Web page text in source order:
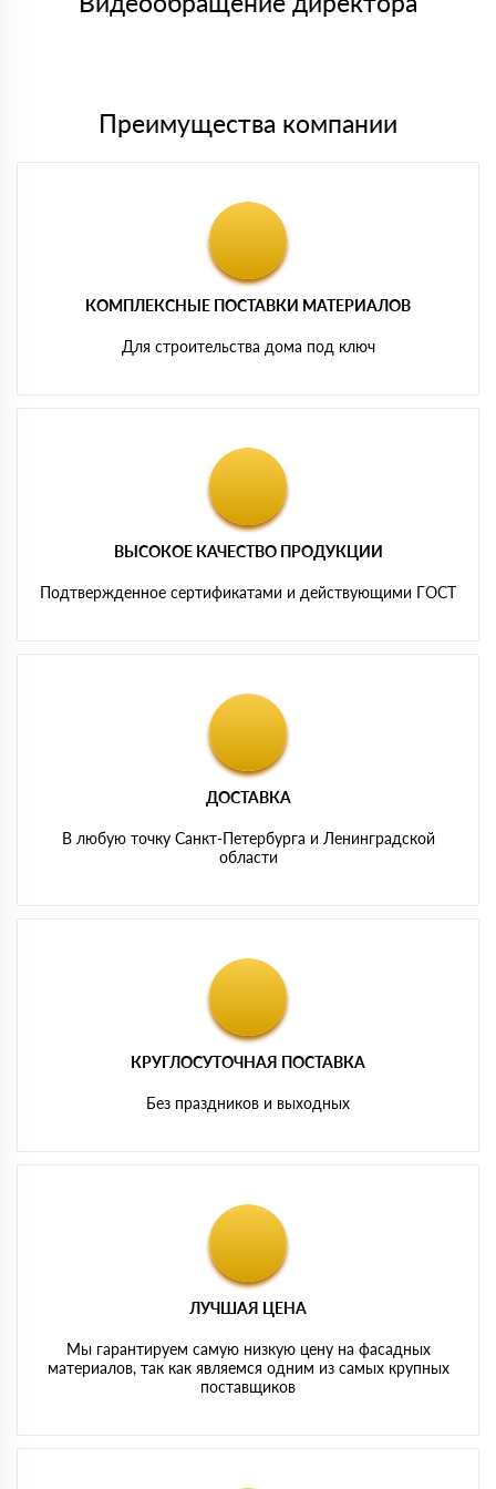
Преимущества компании
КОМПЛЕКСНЫЕ ПОСТАВКИ МАТЕРИАЛОВ
Для строительства дома под ключ
ВЫСОКОЕ КАЧЕСТВО ПРОДУКЦИИ
Подтвержденное сертификатами и действующими ГОСТ
ДОСТАВКА
В любую точку Санкт-Петербурга и Ленинградской
области
КРУГЛОСУТОЧНАЯ ПОСТАВКА
Без праздников и выходных
ЛУЧШАЯ ЦЕНА
Мы гарантируем самую низкую цену на фасадных
материалов, так как являемся одним из самых крупных
поставщиков